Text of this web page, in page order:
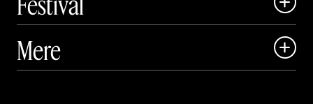
 Art Matter Festival
Mere 